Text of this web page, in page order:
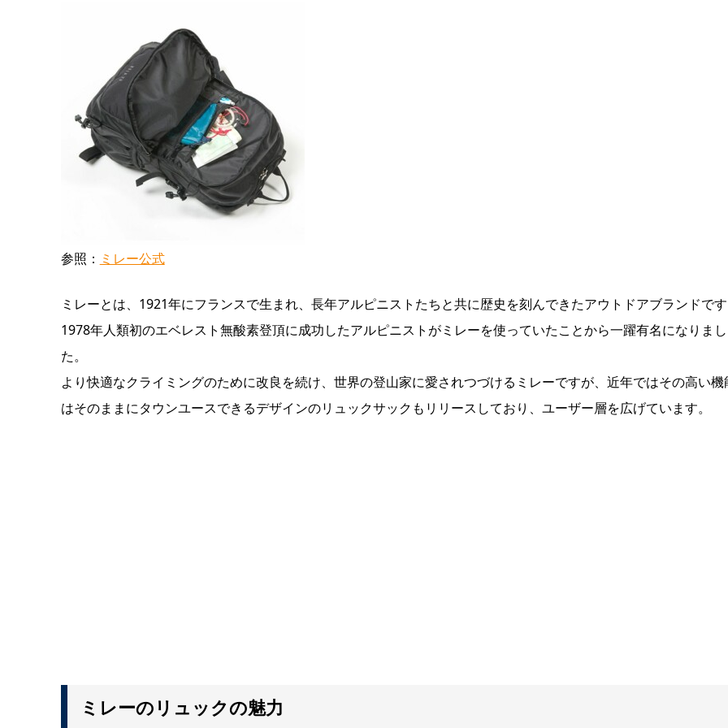
参照： ミレー公式
ミレーとは、1921年にフランスで生まれ、長年アルピニストたちと共に歴史を刻んできたアウトドアブランドで
1978年人類初のエベレスト無酸素登頂に成功したアルピニストがミレーを使っていたことから一躍有名になりまし
た。
より快適なクライミングのために改良を続け、世界の登山家に愛されつづけるミレーですが、近年ではその高い機
はそのままにタウンユースできるデザインのリュックサックもリリースしており、ユーザー層を広げています。
ミレーのリュックの魅力